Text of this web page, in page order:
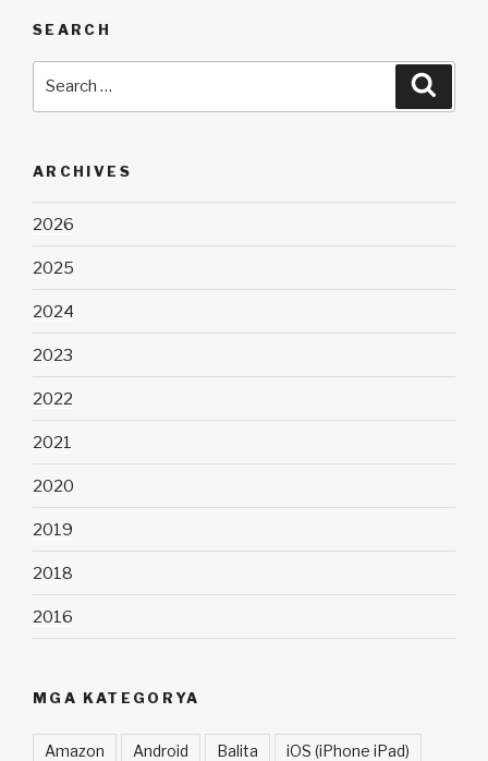
SEARCH
ARCHIVES
2026
2025
2024
2023
2022
2021
2020
2019
2018
2016
MGA KATEGORYA
Amazon Android Balita iOS (iPhone iPad)